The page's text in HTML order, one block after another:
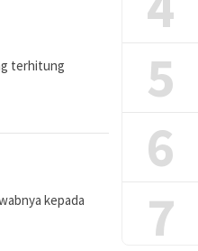
terhitung
kepada
5
6
7